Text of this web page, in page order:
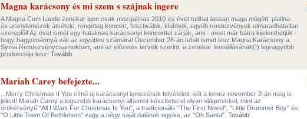
Magna karácsony és mi szem s szájnak ingere
A Magna Cum Laude zenekar igen csak mozgalmas 2010-es évet tudhat lassan maga mögött: platina-
és aranylemezek átvétele, rengeteg koncert, fesztiválok, klubbok, egyéb rendezvények elmaradhatatlan
szereplői! Az évet ismét egy hatalmas karácsonyi koncerttel zárják, ami - most már bátra kijelenthetjük -
hogy hagyománnyá vált az együttes számára! December 28-án tehát ismét lesz Magna Karácsony a
Syma Rendezvénycsarnokban, ami az előzetes tervek szerint, a zenekar fennállásának(!) legnagyobb
produkciója lesz! Tovább
Mariah Carey befejezte...
...Merry Christmas II You című új karácsonyi lemezének felvételeit, sőt a lemez november 2-án meg is
jelent! Mariah Carey a legszebb karácsonyi albumot készítette el olyan slágerekkel, mint az
örökérvényű "All I Want For Christmas Is You", a tradícionális "The First Novel", "Little Drummer Boy" és
"O Little Town Of Bethlehem" vagy a négy saját dalának egyike, az "Oh Santa". Tovább